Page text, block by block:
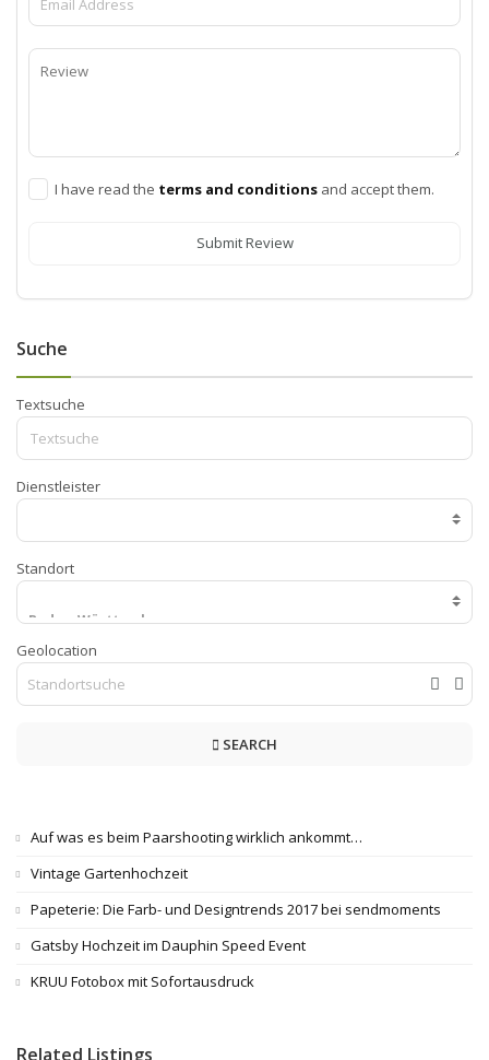
I have read the terms and conditions and accept them.
Submit Review
Suche
Textsuche
Dienstleister
Standort
Geolocation
SEARCH
Auf was es beim Paarshooting wirklich ankommt…
Vintage Gartenhochzeit
Papeterie: Die Farb- und Designtrends 2017 bei sendmoments
Gatsby Hochzeit im Dauphin Speed Event
KRUU Fotobox mit Sofortausdruck
Related Listings